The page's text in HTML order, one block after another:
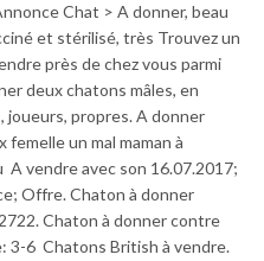
Chat > A donner, beau
et stérilisé, très Trouvez un
près de chez vous parmi
deux chatons mâles, en
joueurs, propres. A donner
un mal maman à
A vendre avec son 16.07.2017;
Offre. Chaton à donner
Chaton à donner contre
3-6 Chatons British à vendre.